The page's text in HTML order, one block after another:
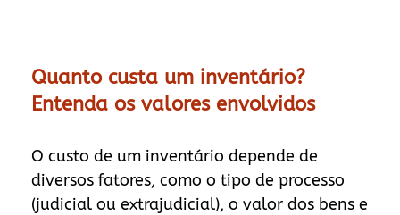
Quanto custa um inventário?
Entenda os valores envolvidos
O custo de um inventário depende de
diversos fatores, como o tipo de processo
(judicial ou extrajudicial), o valor dos bens e